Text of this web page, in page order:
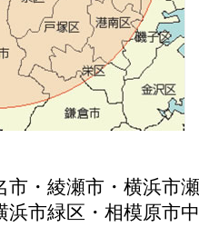
市・綾瀬市・横浜市
浜市緑区・相模原市